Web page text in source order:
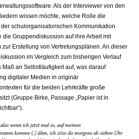
Als der Interviewer von den
wissen möchte, welche Rolle die
schulorganisatorischen Kommunikation
die Gruppendiskussion auf ihre Arbeit mit
Erstellung von Vertretungsplänen. An dieser
im Vergleich zum bisherigen Verlauf
an Selbstläufigkeit auf, was darauf
digitaler Medien in originär
für die beiden Lehrkräfte große
(Gruppe Birke, Passage „Papier ist in